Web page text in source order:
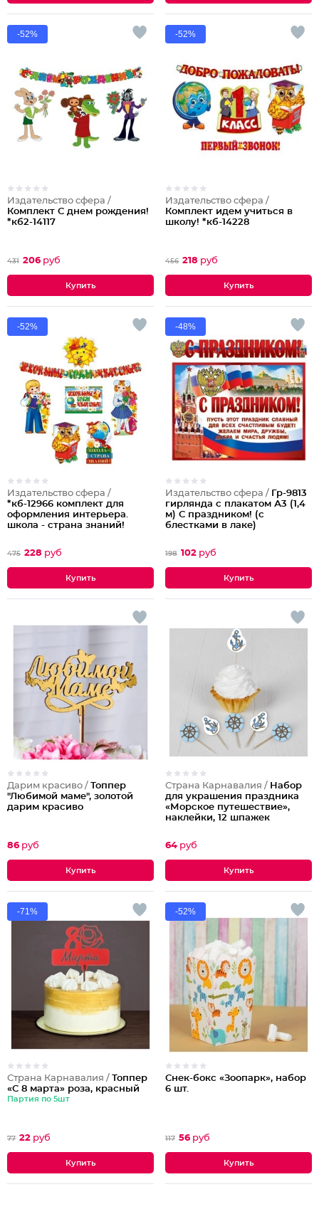
-52%
Издательство сфера /
Комплект С днем рождения!
*кб2-14117
431 206 руб
-52%
Издательство сфера /
Комплект идем учиться в
школу! *кб-14228
456 218 руб
-52%
Издательство сфера /
*кб-12966 комплект для
оформления интерьера.
школа - страна знаний!
475 228 руб
-48%
Издательство сфера / Гр-9813
гирлянда с плакатом А3 (1,4
м) С праздником! (с
блестками в лаке)
198 102 руб
Дарим красиво / Топпер
"Любимой маме", золотой
дарим красиво
86 руб
Страна Карнавалия / Набор
для украшения праздника
«Морское путешествие»,
наклейки, 12 шпажек
64 руб
-71%
Страна Карнавалия / Топпер
«С 8 марта» роза, красный
Партия по 5шт
77 22 руб
-52%
Снек-бокс «Зоопарк», набор
6 шт.
117 56 руб